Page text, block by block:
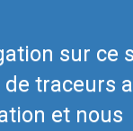
sur ce
de traceurs
et nous
Back to top